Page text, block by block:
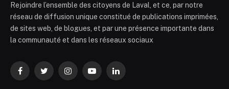
Rejoindre l’ensemble des citoyens de Laval, et ce, par notre
réseau de diffusion unique constitué de publications imprimées,
de sites web, de blogues, et par une présence importante dans
la communauté et dans les réseaux sociaux
FacebookTwitterInstagramYouTubeLinkedIn